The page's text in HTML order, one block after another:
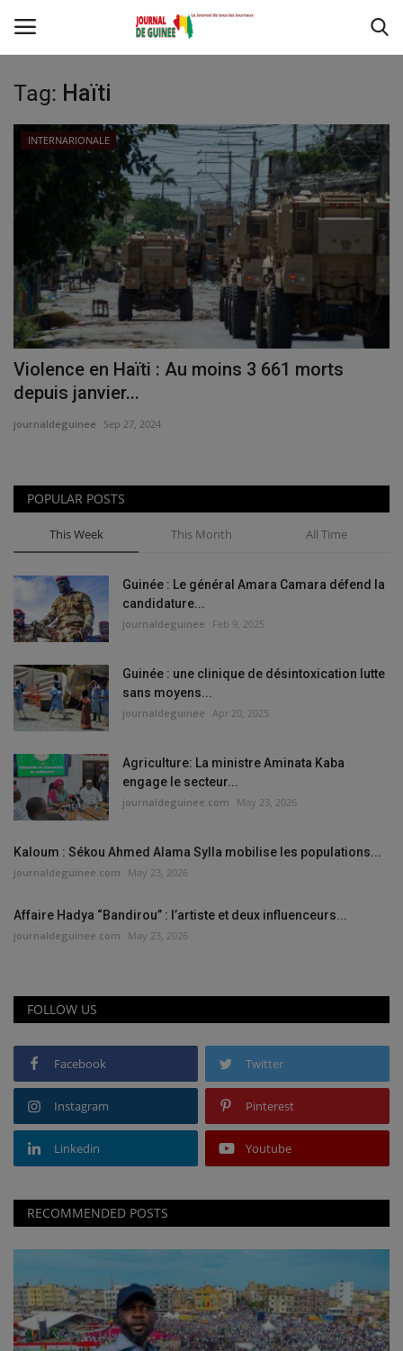
Contact
INTERNARIONALE
ACTUALITE
SPORT
RÉGIONS
ENVIRONNEMENT
DÉFENSE & SÉCURITÉ
Tag: Haïti
INTERNARIONALE
Violence en Haïti : Au moins 3 661 morts
depuis janvier...
journaldeguinee Sep 27, 2024
POPULAR POSTS
This Week This Month All Time
Guinée : Le général Amara Camara défend la
candidature...
journaldeguinee Feb 9, 2025
Guinée : une clinique de désintoxication lutte
sans moyens...
journaldeguinee Apr 20, 2025
Agriculture: La ministre Aminata Kaba
engage le secteur...
journaldeguinee.com May 23, 2026
Kaloum : Sékou Ahmed Alama Sylla mobilise les populations...
journaldeguinee.com May 23, 2026
Affaire Hadya “Bandirou” : l’artiste et deux influenceurs...
journaldeguinee.com May 23, 2026
FOLLOW US
Facebook Twitter
Instagram Pinterest
Linkedin Youtube
RECOMMENDED POSTS